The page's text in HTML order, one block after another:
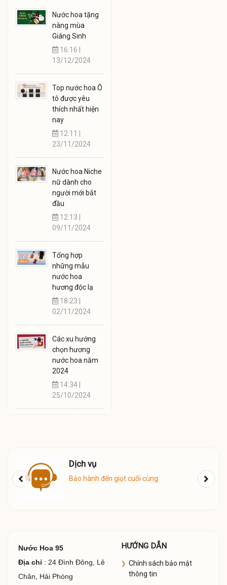
Nước hoa tặng
nàng mùa
Giáng Sinh
16:16 |
13/12/2024
Top nước hoa Ô
tô được yêu
thích nhất hiện
nay
12:11 |
23/11/2024
Nước hoa Niche
nữ dành cho
người mới bắt
đầu
12:13 |
09/11/2024
Tổng hợp
những mẫu
nước hoa
hương độc lạ
18:23 |
02/11/2024
Các xu hướng
chọn hương
nước hoa năm
2024
14:34 |
25/10/2024
cùng Giao hàng COD toàn quốc
Nước Hoa 95
Địa chỉ : 24 Đình Đông, Lê
Chân, Hải Phòng
HƯỚNG DẪN
Chính sách bảo mật
thông tin